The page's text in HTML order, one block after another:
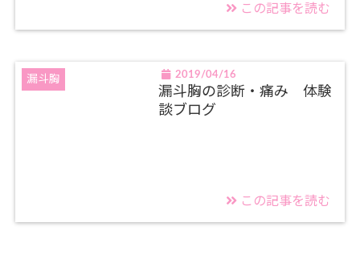
この記事を読む
漏斗胸 2019/04/16
漏斗胸の診断・痛み 体験
談ブログ
この記事を読む